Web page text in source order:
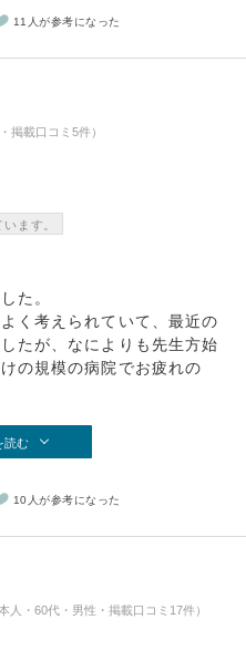
11人が参考になった
掲載口コミ5件）
ます。
た。
く考えられていて、最近の
たが、なによりも先生方始
の規模の病院でお疲れの
読む
10人が参考になった
・60代・男性・掲載口コミ17件）